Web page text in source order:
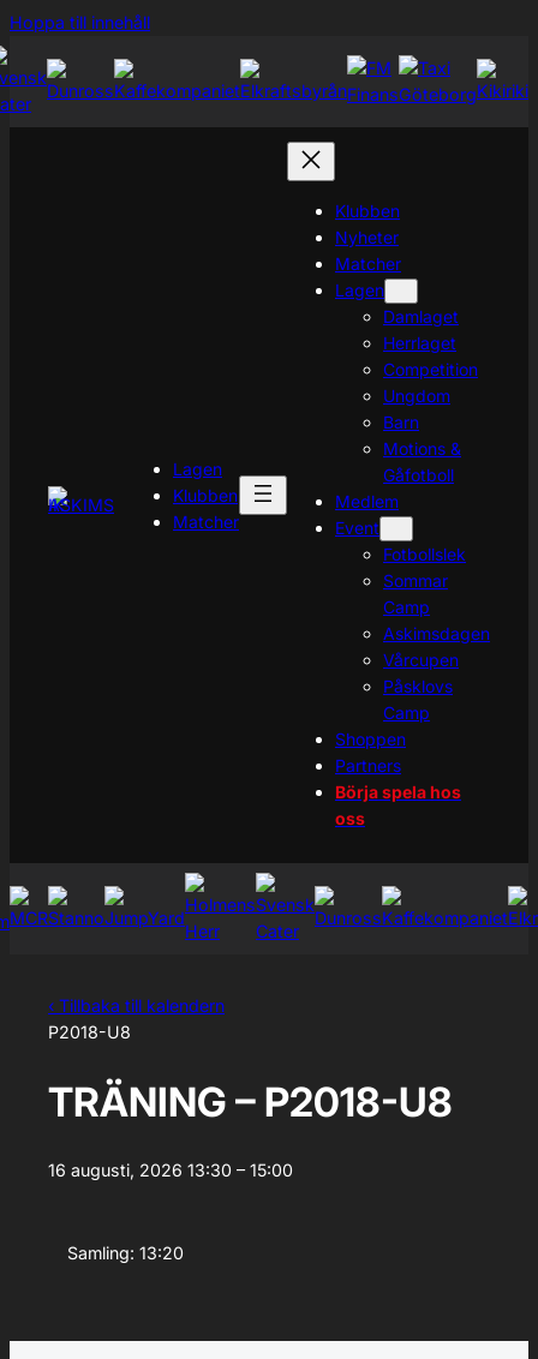
Hoppa till innehållHoppa
Lagen
Klubben
Matcher
Klubben
Nyheter
Matcher
Lagen
Damlaget
Herrlaget
Competition
Ungdom
Barn
Motions &
Gåfotboll
Medlem
Event
Fotbollslek
Sommar
Camp
Askimsdagen
Vårcupen
Påsklovs
Camp
Shoppen
Partners
Börja spela hos
oss
‹ Tillbaka till kalendern
P2018-U8
TRÄNING – P2018-U8
16 augusti, 2026 13:30 – 15:00
Samling: 13:20